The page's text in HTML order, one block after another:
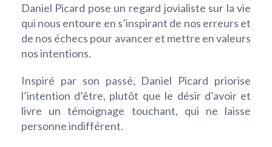
Daniel Picard pose un regard jovialiste sur la vie
qui nous entoure en s’inspirant de nos erreurs et
de nos échecs pour avancer et mettre en valeurs
nos intentions.
Inspiré par son passé, Daniel Picard priorise
l’intention d’être, plutôt que le désir d’avoir et
livre un témoignage touchant, qui ne laisse
personne indifférent.